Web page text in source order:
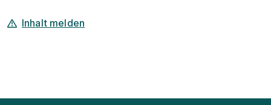
Inhalt melden